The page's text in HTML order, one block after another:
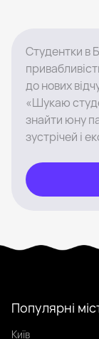
Студентки в
до нових
«Шукаю
знайти юну
зустрічей і
Популярні
Київ